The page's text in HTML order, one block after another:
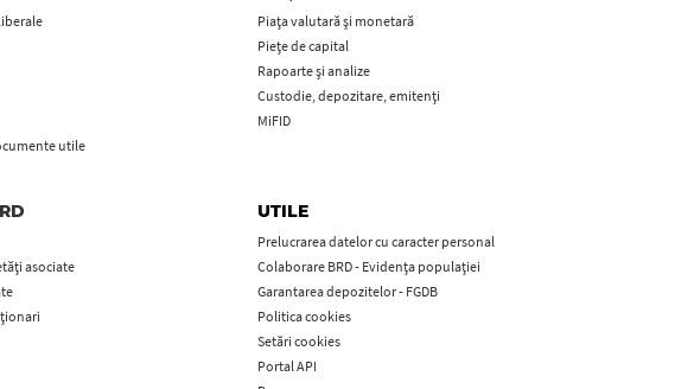
utile
Piața valutară și monetară
Piețe de capital
Rapoarte și analize
Custodie, depozitare, emitenți
MiFID
asociate
UTILE
Prelucrarea datelor cu caracter personal
Colaborare BRD - Evidența populației
Garantarea depozitelor - FGDB
Politica cookies
Setări cookies
Portal API